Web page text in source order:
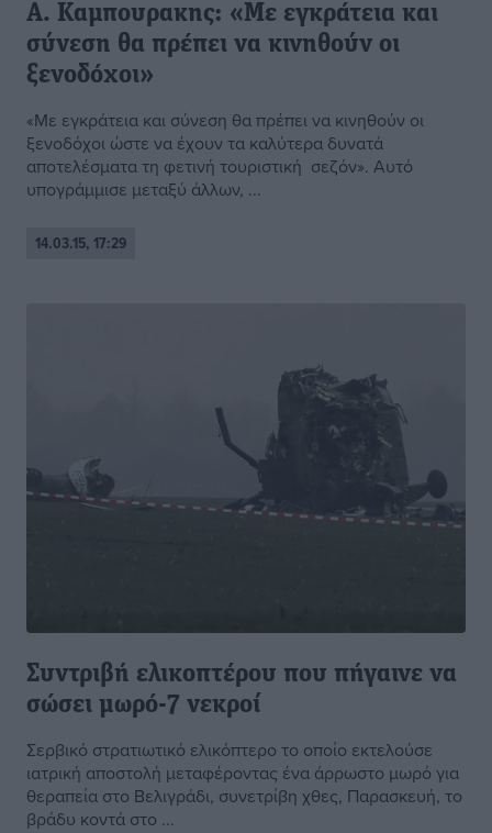
Α. Καμπουρακης: «Με εγκράτεια και
σύνεση θα πρέπει να κινηθούν οι
ξενοδόχοι»
«Με εγκράτεια και σύνεση θα πρέπει να κινηθούν οι
ξενοδόχοι ώστε να έχουν τα καλύτερα δυνατά
αποτελέσματα τη φετινή τουριστική σεζόν». Αυτό
υπογράμμισε μεταξύ άλλων, ...
14.03.15, 17:29
Συντριβή ελικοπτέρου που πήγαινε να
σώσει μωρό-7 νεκροί
Σερβικό στρατιωτικό ελικόπτερο το οποίο εκτελούσε
ιατρική αποστολή μεταφέροντας ένα άρρωστο μωρό για
θεραπεία στο Βελιγράδι, συνετρίβη χθες, Παρασκευή, το
βράδυ κοντά στο ...